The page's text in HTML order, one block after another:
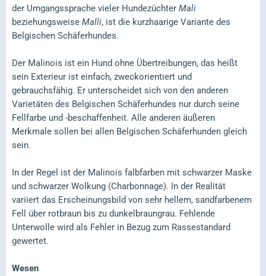
der Umgangssprache vieler Hundezüchter Mali
beziehungsweise Malli, ist die kurzhaarige Variante des
Belgischen Schäferhundes.
Der Malinois ist ein Hund ohne Übertreibungen, das heißt
sein Exterieur ist einfach, zweckorientiert und
gebrauchsfähig. Er unterscheidet sich von den anderen
Varietäten des Belgischen Schäferhundes nur durch seine
Fellfarbe und -beschaffenheit. Alle anderen äußeren
Merkmale sollen bei allen Belgischen Schäferhunden gleich
sein.
In der Regel ist der Malinois falbfarben mit schwarzer Maske
und schwarzer Wolkung (Charbonnage). In der Realität
variiert das Erscheinungsbild von sehr hellem, sandfarbenem
Fell über rotbraun bis zu dunkelbraungrau. Fehlende
Unterwolle wird als Fehler in Bezug zum Rassestandard
gewertet.
Wesen